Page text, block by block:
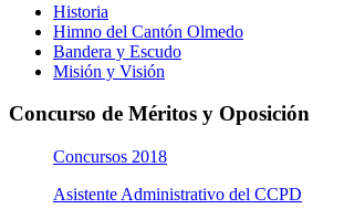
Historia
Himno del Cantón Olmedo
Bandera y Escudo
Misión y Visión
Concurso de Méritos y Oposición
Concursos 2018
Asistente Administrativo del CCPD